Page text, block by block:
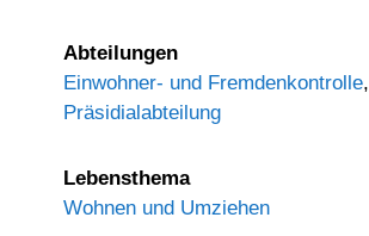
Abteilungen
Einwohner- und Fremdenkontrolle,
Präsidialabteilung
Lebensthema
Wohnen und Umziehen